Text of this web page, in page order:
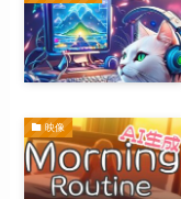
映像